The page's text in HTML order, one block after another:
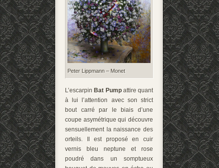
Peter Lippmann – Monet
L’escarpin Bat Pumpattire quant
à lui l’attention avec son strict
bout carré par le biais d’une
coupe asymétrique qui découvre
sensuellement la naissance des
orteils. Il est proposé en cuir
vernis bleu neptune et rose
poudré dans un somptueux